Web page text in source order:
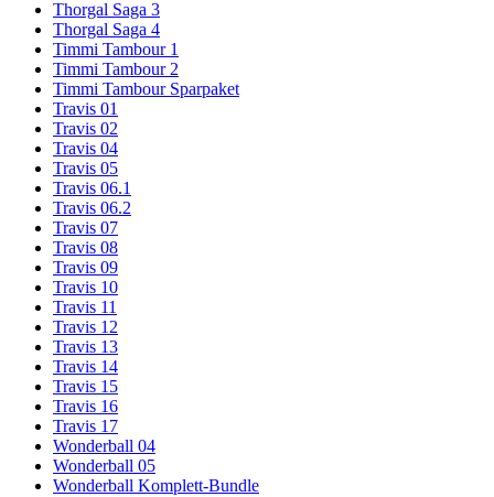
Thorgal Saga 3
Thorgal Saga 4
Timmi Tambour 1
Timmi Tambour 2
Timmi Tambour Sparpaket
Travis 01
Travis 02
Travis 04
Travis 05
Travis 06.1
Travis 06.2
Travis 07
Travis 08
Travis 09
Travis 10
Travis 11
Travis 12
Travis 13
Travis 14
Travis 15
Travis 16
Travis 17
Wonderball 04
Wonderball 05
Wonderball Komplett-Bundle